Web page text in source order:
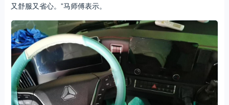
又舒服又省心。”马师傅表示。